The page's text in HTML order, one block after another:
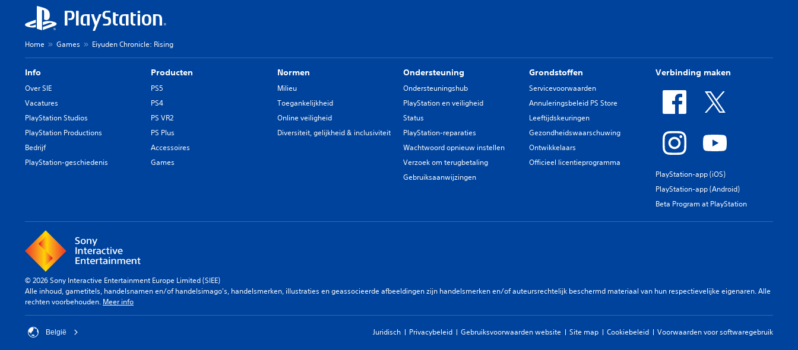
Home Games Eiyuden Chronicle: Rising
Info
Over SIE
Vacatures
PlayStation Studios
PlayStation Productions
Bedrijf
PlayStation-geschiedenis
Producten
PS5
PS4
PS VR2
PS Plus
Accessoires
Games
Normen
Milieu
Toegankelijkheid
Online veiligheid
Diversiteit, gelijkheid & inclusiviteit
Ondersteuning
Ondersteuningshub
PlayStation en veiligheid
Status
PlayStation-reparaties
Wachtwoord opnieuw instellen
Verzoek om terugbetaling
Gebruiksaanwijzingen
Grondstoffen
Servicevoorwaarden
Annuleringsbeleid PS Store
Leeftijdskeuringen
Gezondheidswaarschuwing
Ontwikkelaars
Officieel licentieprogramma
Verbinding maken
PlayStation-app (iOS)
PlayStation-app (Android)
Beta Program at PlayStation
© 2026 Sony Interactive Entertainment Europe Limited (SIEE)
Alle inhoud, gametitels, handelsnamen en/of handelsimago's, handelsmerken, illustraties en geassocieerde afbeeldingen zijn handelsmerken en/of auteursrechtelijk beschermd materiaal van hun respectievelijke eigenaren. Alle
rechten voorbehouden. Meer info
België Juridisch Privacybeleid Gebruiksvoorwaarden website Site map Cookiebeleid Voorwaarden voor softwaregebruik